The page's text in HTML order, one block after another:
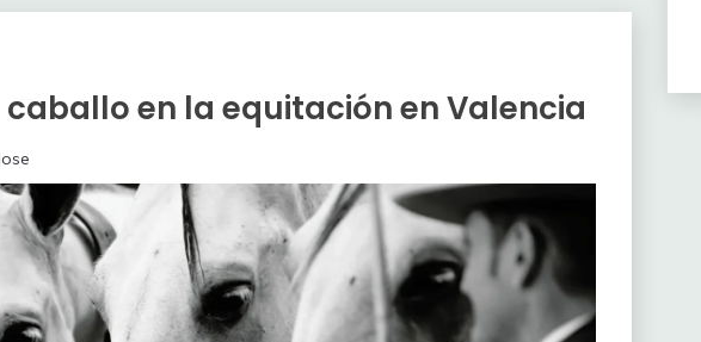
caballo en la equitación en Valencia